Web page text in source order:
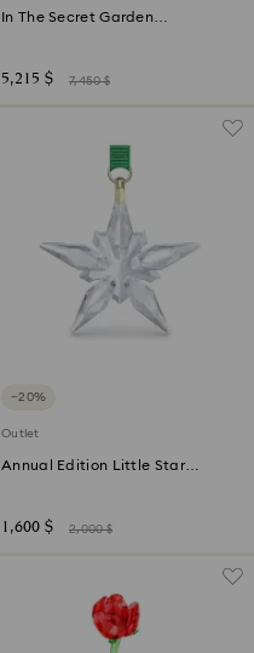
In The Secret Garden
5,215 $ 7,450 $
−20%
Outlet
Annual Edition Little Star
1,600 $ 2,000 $